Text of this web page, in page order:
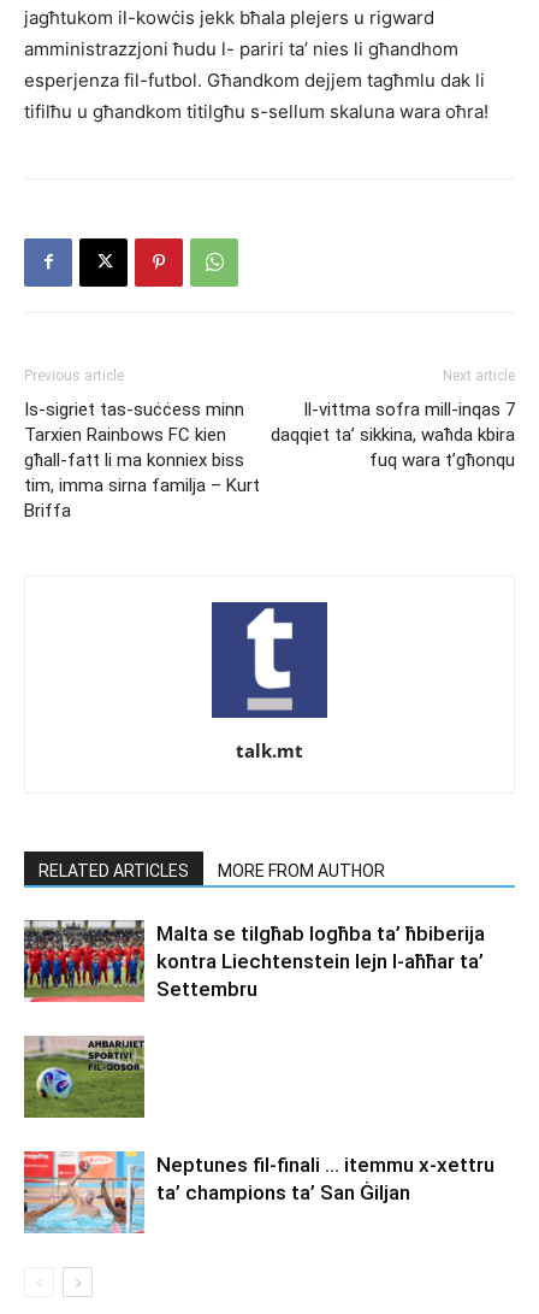
jagħtukom il-kowċis jekk bħala plejers u rigward
amministrazzjoni ħudu l- pariri ta’ nies li għandhom
esperjenza fil-futbol. Għandkom dejjem tagħmlu dak li
tifilħu u għandkom titilgħu s-sellum skaluna wara oħra!
Previous article
Is-sigriet tas-suċċess minn
Tarxien Rainbows FC kien
għall-fatt li ma konniex biss
tim, imma sirna familja – Kurt
Briffa
Next article
Il-vittma sofra mill-inqas 7
daqqiet ta’ sikkina, waħda kbira
fuq wara t’għonqu
talk.mt
RELATED ARTICLES MORE FROM AUTHOR
Malta se tilgħab logħba ta’ ħbiberija
kontra Liechtenstein lejn l-aħħar ta’
Settembru
Neptunes fil-finali … itemmu x-xettru
ta’ champions ta’ San Ġiljan